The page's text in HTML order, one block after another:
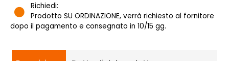
Richiedi:
Prodotto SU ORDINAZIONE, verrà richiesto al fornitore
dopo il pagamento e consegnato in 10/15 gg.